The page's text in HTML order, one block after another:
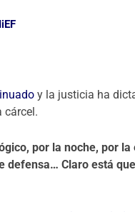
y la justicia ha
cárcel.
por la noche, por
Claro está